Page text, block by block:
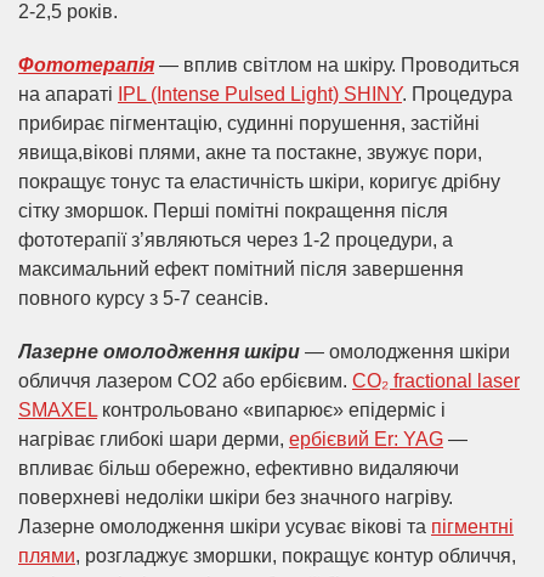
2-2,5 років.
Фототерапія — вплив світлом на шкіру. Проводиться
на апараті
IPL (Intense Pulsed Light) SHINY. Процедура
прибирає пігментацію, судинні порушення, застійні
явища,вікові плями, акне та постакне, звужує пори,
покращує тонус та еластичність шкіри, коригує дрібну
сітку зморшок. Перші помітні покращення після
фототерапії з’являються через 1-2 процедури, а
максимальний ефект помітний після завершення
повного курсу з 5-7 сеансів.
Лазерне омолодження шкіри — омолодження шкіри
обличчя лазером СО2 або ербієвим. CO₂ fractional laser
SMAXEL контрольовано «випарює» епідерміс і
нагріває глибокі шари дерми, ербієвий Er: YAG —
впливає більш обережно, ефективно видаляючи
поверхневі недоліки шкіри без значного нагріву.
Лазерне омолодження шкіри усуває вікові та пігментні
плями, розгладжує зморшки, покращує контур обличчя,